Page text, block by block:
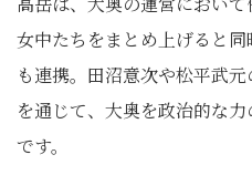
女中たちをまとめ上げると
も連携。田沼意次や松平武
を通じて、大奥を政治的な
です。